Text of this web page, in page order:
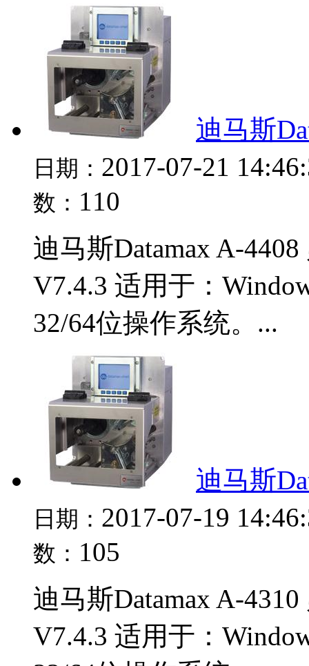
迪马斯
日期： 2017-07-21
数： 110
迪马斯Datamax A-
V7.4.3 适用于：
32/64位操作系统。...
迪马斯
日期： 2017-07-19
数： 105
迪马斯Datamax A-
V7.4.3 适用于：